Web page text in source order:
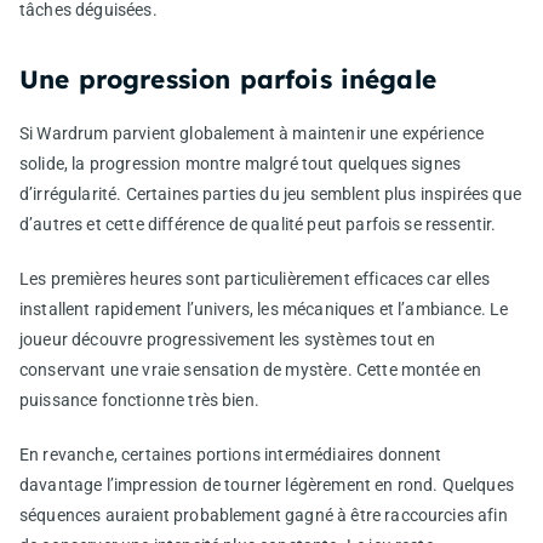
tâches déguisées.
Une progression parfois inégale
Si Wardrum parvient globalement à maintenir une expérience
solide, la progression montre malgré tout quelques signes
d’irrégularité. Certaines parties du jeu semblent plus inspirées que
d’autres et cette différence de qualité peut parfois se ressentir.
Les premières heures sont particulièrement efficaces car elles
installent rapidement l’univers, les mécaniques et l’ambiance. Le
joueur découvre progressivement les systèmes tout en
conservant une vraie sensation de mystère. Cette montée en
puissance fonctionne très bien.
En revanche, certaines portions intermédiaires donnent
davantage l’impression de tourner légèrement en rond. Quelques
séquences auraient probablement gagné à être raccourcies afin